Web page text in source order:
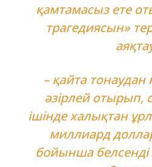
қамтамасыз ете
трагедиясын»
– қайта тонаудан
әзірлей отырып,
ішінде халықтан
миллиард
бойынша